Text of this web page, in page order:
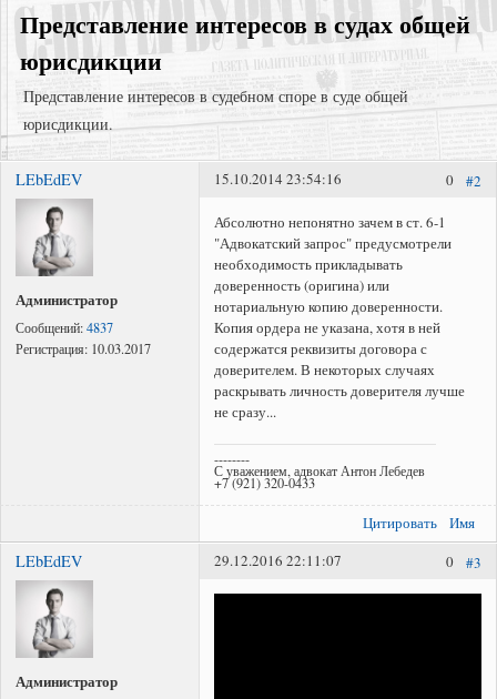
Представление интересов в судах общей
юрисдикции
Представление интересов в судебном споре в суде общей
юрисдикции.
Суд с компанией-застройщиком;
Возврат долгов через взыскание задолженности;
Регистрация права собственности в судебном порядке;
LEbEdEV
Администратор
Сообщений:4837
Регистрация: 10.03.2017
#2
0
15.10.2014 23:54:16
Абсолютно непонятно зачем в ст. 6-1
"Адвокатский запрос" предусмотрели
необходимость прикладывать
доверенность (оригина) или
нотариальную копию доверенности.
Копия ордера не указана, хотя в ней
содержатся реквизиты договора с
доверителем. В некоторых случаях
раскрывать личность доверителя лучше
не сразу...
--------
С уважением, адвокат Антон Лебедев
+7 (921) 320-0433
Цитировать Имя
LEbEdEV
Администратор
#3
0
29.12.2016 22:11:07